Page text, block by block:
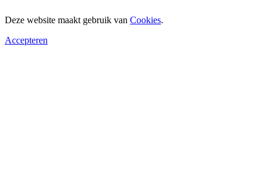
Deze website maakt gebruik van Cookies.
Accepteren